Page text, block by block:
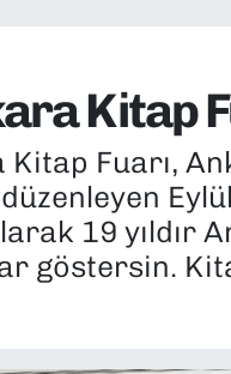
Kitap
Fuarı,
19 yıldır
göstersin.